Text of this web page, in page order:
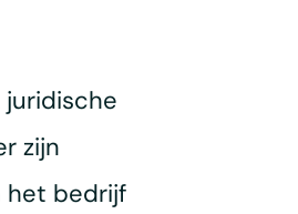
zijn
het bedrijf